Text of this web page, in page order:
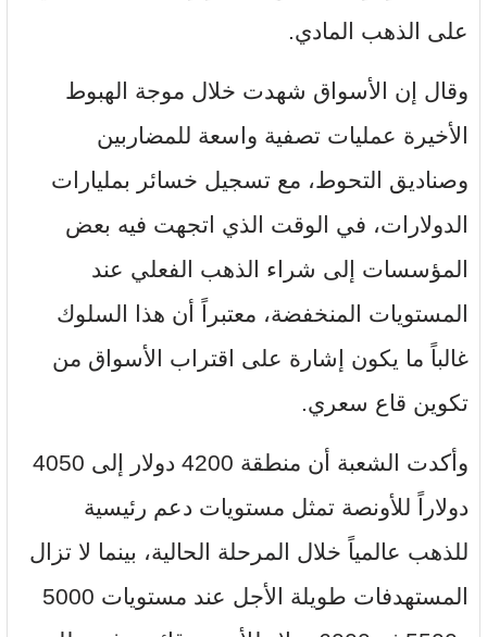
على الذهب المادي.
وقال إن الأسواق شهدت خلال موجة الهبوط
الأخيرة عمليات تصفية واسعة للمضاربين
وصناديق التحوط، مع تسجيل خسائر بمليارات
الدولارات، في الوقت الذي اتجهت فيه بعض
المؤسسات إلى شراء الذهب الفعلي عند
المستويات المنخفضة، معتبراً أن هذا السلوك
غالباً ما يكون إشارة على اقتراب الأسواق من
تكوين قاع سعري.
وأكدت الشعبة أن منطقة 4200 دولار إلى 4050
دولاراً للأونصة تمثل مستويات دعم رئيسية
للذهب عالمياً خلال المرحلة الحالية، بينما لا تزال
المستهدفات طويلة الأجل عند مستويات 5000